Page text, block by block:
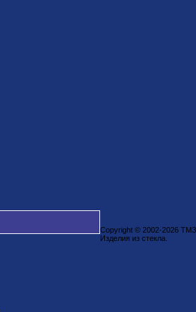
Copyright © 2002-2026
Изделия из стекла.